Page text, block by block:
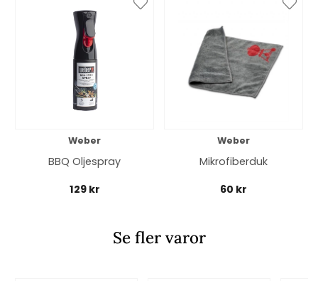
Weber
BBQ Oljespray
129 kr
Weber
Mikrofiberduk
60 kr
Se fler varor